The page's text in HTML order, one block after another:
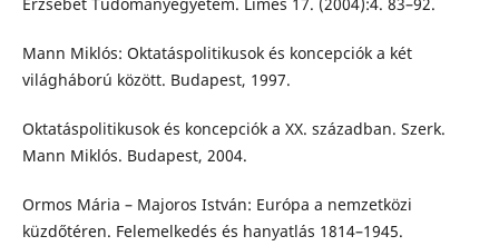
Erzsébet Tudományegyetem. Limes 17. (2004):4. 83–92.
Mann Miklós: Oktatáspolitikusok és koncepciók a két
világháború között. Budapest, 1997.
Oktatáspolitikusok és koncepciók a XX. században. Szerk.
Mann Miklós. Budapest, 2004.
Ormos Mária – Majoros István: Európa a nemzetközi
küzdőtéren. Felemelkedés és hanyatlás 1814–1945.